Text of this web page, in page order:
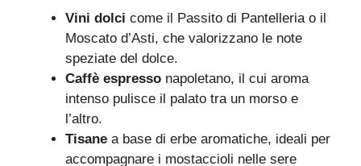
Vini dolci come il Passito di Pantelleria o il
Moscato d’Asti, che valorizzano le note
speziate del dolce.
Caffè espresso napoletano, il cui aroma
intenso pulisce il palato tra un morso e
l’altro.
Tisane a base di erbe aromatiche, ideali per
accompagnare i mostaccioli nelle sere